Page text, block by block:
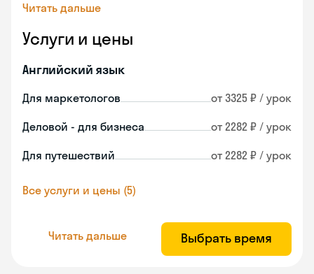
Читать дальше
Услуги и цены
Английский язык
Для маркетологов от 3325 ₽ / урок
Деловой - для бизнеса от 2282 ₽ / урок
Для путешествий от 2282 ₽ / урок
Все услуги и цены (5)
Читать дальше Выбрать время